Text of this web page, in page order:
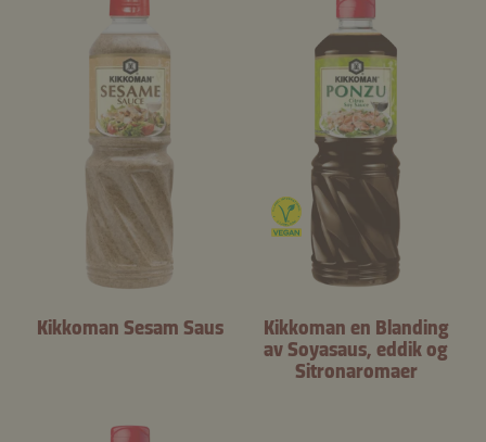
Kikkoman Sesam Saus
Kikkoman en Blanding
av Soyasaus, eddik og
Sitronaromaer